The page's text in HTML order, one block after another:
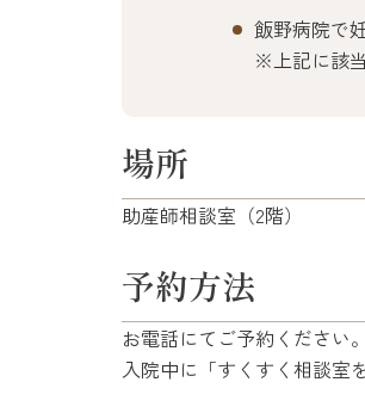
飯野病院で
※上記に該
場所
助産師相談室（2階）
予約方法
お電話にてご予約ください。
入院中に「すくすく相談室